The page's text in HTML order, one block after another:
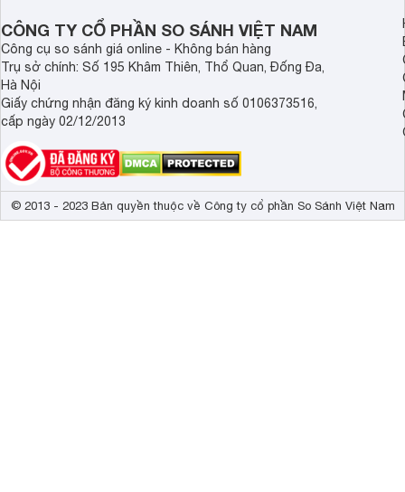
CÔNG TY CỔ PHẦN SO SÁNH VIỆT NAM
Công cụ so sánh giá online - Không bán hàng
Trụ sở chính: Số 195 Khâm Thiên, Thổ Quan, Đống Đa,
Hà Nội
Giấy chứng nhận đăng ký kinh doanh số 0106373516,
cấp ngày 02/12/2013
© 2013 - 2023 Bản quyền thuộc về Công ty cổ phần So Sánh Việt Nam